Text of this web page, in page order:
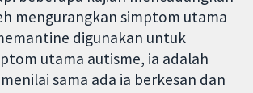
mengurangkan simptom utama
digunakan untuk
utama autisme, ia adalah
sama ada ia berkesan dan